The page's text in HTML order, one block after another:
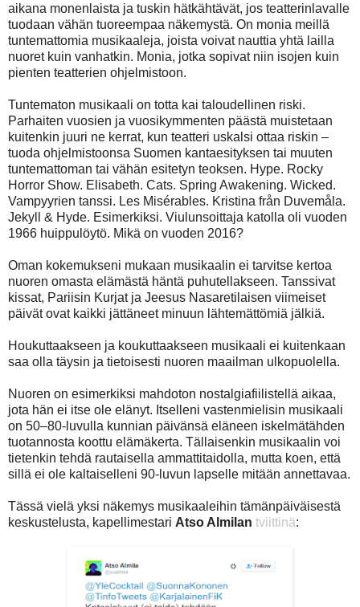
aikana monenlaista ja tuskin hätkähtävät, jos teatterinlavalle
tuodaan vähän tuoreempaa näkemystä. On monia meillä
tuntemattomia musikaaleja, joista voivat nauttia yhtä lailla
nuoret kuin vanhatkin. Monia, jotka sopivat niin isojen kuin
pienten teatterien ohjelmistoon.
Tuntematon musikaali on totta kai taloudellinen riski.
Parhaiten vuosien ja vuosikymmenten päästä muistetaan
kuitenkin juuri ne kerrat, kun teatteri uskalsi ottaa riskin –
tuoda ohjelmistoonsa Suomen kantaesityksen tai muuten
tuntemattoman tai vähän esitetyn teoksen. Hype. Rocky
Horror Show. Elisabeth. Cats. Spring Awakening. Wicked.
Vampyyrien tanssi. Les Misérables. Kristina från Duvemåla.
Jekyll & Hyde. Esimerkiksi. Viulunsoittaja katolla oli vuoden
1966 huippulöytö. Mikä on vuoden 2016?
Oman kokemukseni mukaan musikaalin ei tarvitse kertoa
nuoren omasta elämästä häntä puhutellakseen. Tanssivat
kissat, Pariisin Kurjat ja Jeesus Nasaretilaisen viimeiset
päivät ovat kaikki jättäneet minuun lähtemättömiä jälkiä.
Houkuttaakseen ja koukuttaakseen musikaali ei kuitenkaan
saa olla täysin ja tietoisesti nuoren maailman ulkopuolella.
Nuoren on esimerkiksi mahdoton nostalgiafiilistellä aikaa,
jota hän ei itse ole elänyt. Itselleni vastenmielisin musikaali
on 50–80-luvulla kunnian päivänsä eläneen iskelmätähden
tuotannosta koottu elämäkerta. Tällaisenkin musikaalin voi
tietenkin tehdä rautaisella ammattitaidolla, mutta koen, että
sillä ei ole kaltaiselleni 90-luvun lapselle mitään annettavaa.
Tässä vielä yksi näkemys musikaaleihin tämänpäiväisestä
keskustelusta, kapellimestari Atso Almilan tviittinä: